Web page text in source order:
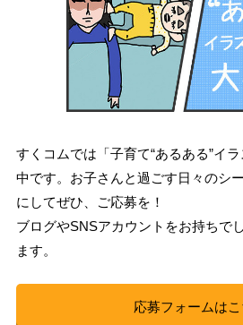
すくコムでは「子育て“あるある”イ
中です。お子さんと過ごす日々のシ
にしてぜひ、ご応募を！
ブログやSNSアカウントをお持ちで
ます。
応募フォームはこ